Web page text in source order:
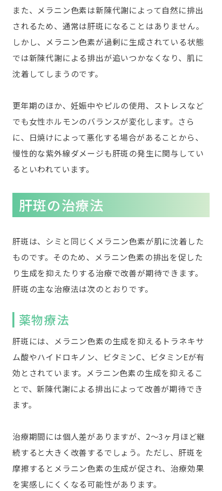
また、メラニン色素は新陳代謝によって自然に排出
されるため、通常は肝斑になることはありません。
しかし、メラニン色素が過剰に生成されている状態
では新陳代謝による排出が追いつかなくなり、肌に
沈着してしまうのです。
更年期のほか、妊娠中やピルの使用、ストレスなど
でも女性ホルモンのバランスが変化します。さら
に、日焼けによって悪化する場合があることから、
慢性的な紫外線ダメージも肝斑の発生に関与してい
るといわれています。
肝斑の治療法
肝斑は、シミと同じくメラニン色素が肌に沈着した
ものです。そのため、メラニン色素の排出を促した
り生成を抑えたりする治療で改善が期待できます。
肝斑の主な治療法は次のとおりです。
薬物療法
肝斑には、メラニン色素の生成を抑えるトラネキサ
ム酸やハイドロキノン、ビタミンC、ビタミンEが有
効とされています。メラニン色素の生成を抑えるこ
とで、新陳代謝による排出によって改善が期待でき
ます。
治療期間には個人差がありますが、2～3ヶ月ほど継
続すると大きく改善するでしょう。ただし、肝斑を
摩擦するとメラニン色素の生成が促され、治療効果
を実感しにくくなる可能性があります。